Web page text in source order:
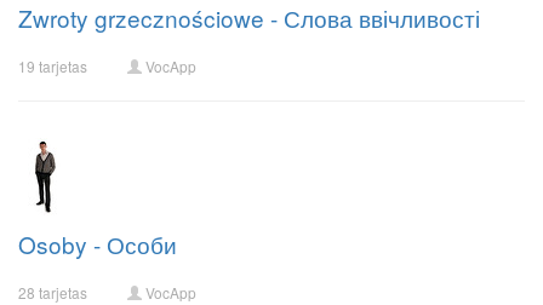
Zwroty grzecznościowe - Слова ввічливості
19 tarjetas VocApp
Osoby - Особи
28 tarjetas VocApp